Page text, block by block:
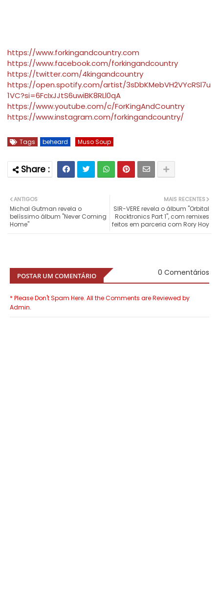
https://www.forkingandcountry.com
https://www.facebook.com/forkingandcountry
https://twitter.com/4kingandcountry
https://open.spotify.com/artist/3sDbKMebVH2VYcRSl7u
1VC?si=6FcIxJJtS6uwiBK8RLl0qA
https://www.youtube.com/c/ForKingAndCountry
https://www.instagram.com/forkingandcountry/
Tags beheard Muso Soup
MAIS RECENTES
SIR-VERE revela o álbum "Orbital
Rocktronics Part 1", com remixes
feitos em parceria com Rory Hoy
ANTIGOS
Michal Gutman revela o
belíssimo álbum "Never Coming
Home"
POSTAR UM COMENTÁRIO 0 Comentários
* Please Don't Spam Here. All the Comments are Reviewed by
Admin.